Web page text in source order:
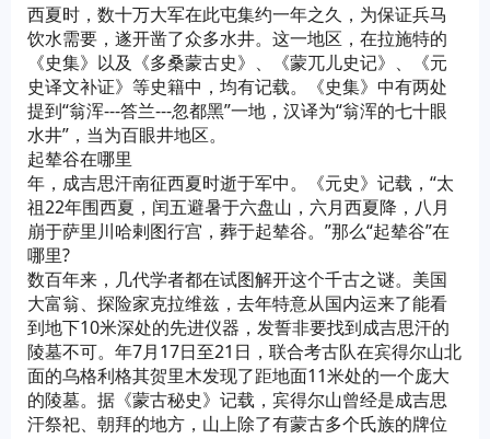
西夏时，数十万大军在此屯集约一年之久，为保证兵马
饮水需要，遂开凿了众多水井。这一地区，在拉施特的
《史集》以及《多桑蒙古史》、《蒙兀儿史记》、《元
史译文补证》等史籍中，均有记载。《史集》中有两处
提到“翁浑---答兰---忽都黑”一地，汉译为“翁浑的七十眼
水井”，当为百眼井地区。
起辇谷在哪里
年，成吉思汗南征西夏时逝于军中。《元史》记载，“太
祖22年围西夏，闰五避暑于六盘山，六月西夏降，八月
崩于萨里川哈剌图行宫，葬于起辇谷。”那么“起辇谷”在
哪里?
数百年来，几代学者都在试图解开这个千古之谜。美国
大富翁、探险家克拉维兹，去年特意从国内运来了能看
到地下10米深处的先进仪器，发誓非要找到成吉思汗的
陵墓不可。年7月17日至21日，联合考古队在宾得尔山北
面的乌格利格其贺里木发现了距地面11米处的一个庞大
的陵墓。据《蒙古秘史》记载，宾得尔山曾经是成吉思
汗祭祀、朝拜的地方，山上除了有蒙古多个氏族的牌位